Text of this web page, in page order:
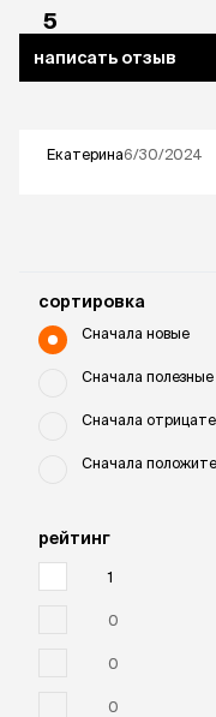
5
написать отзыв
Екатерина6/30/2024
cортировка
Сначала новые
Сначала полезные
Сначала
Сначала
рейтинг
1
0
0
0